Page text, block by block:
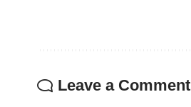
Leave a Comment